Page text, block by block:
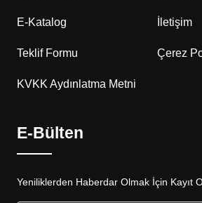
E-Katalog İletişim
Teklif Formu Çerez
KVKK Aydınlatma Metni
E-Bülten
Yeniliklerden Haberdar Olmak İçin Kayıt